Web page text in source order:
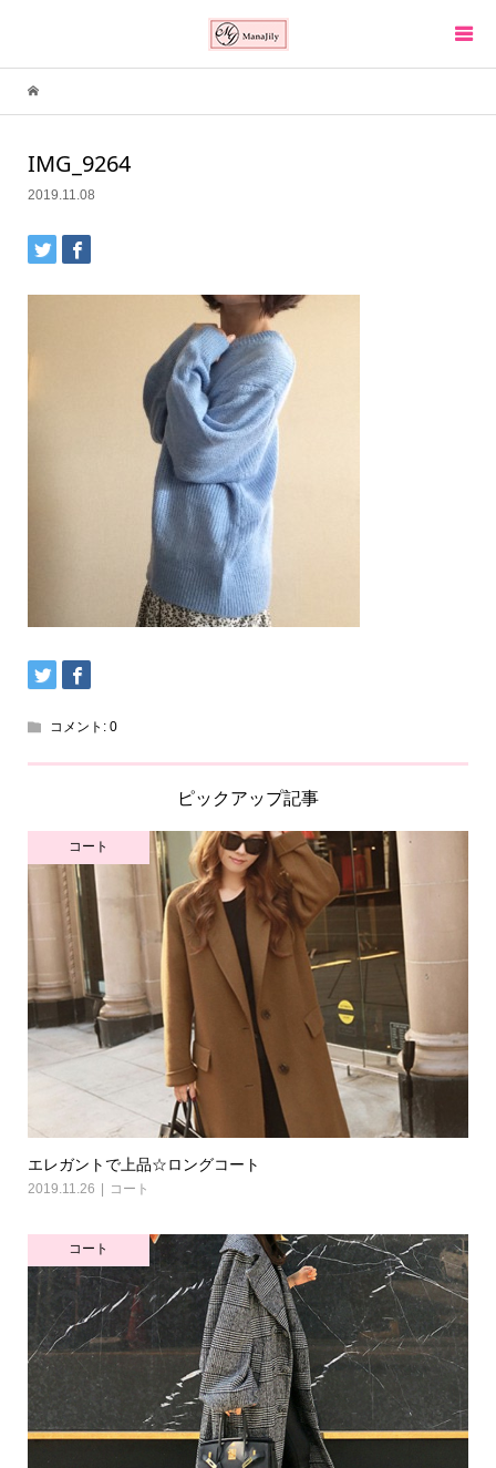
IMG_9264
2019.11.08
コメント: 0
ピックアップ記事
コート
エレガントで上品☆ロングコート
2019.11.26 コート
コート